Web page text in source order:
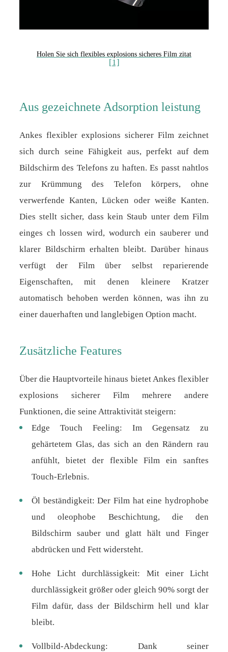
Holen Sie sich flexibles explosions sicheres Film zitat
[1]
Aus gezeichnete Adsorption leistung
Ankes flexibler explosions sicherer Film zeichnet
sich durch seine Fähigkeit aus, perfekt auf dem
Bildschirm des Telefons zu haften. Es passt nahtlos
zur Krümmung des Telefon körpers, ohne
verwerfende Kanten, Lücken oder weiße Kanten.
Dies stellt sicher, dass kein Staub unter dem Film
einges ch lossen wird, wodurch ein sauberer und
klarer Bildschirm erhalten bleibt. Darüber hinaus
verfügt der Film über selbst reparierende
Eigenschaften, mit denen kleinere Kratzer
automatisch behoben werden können, was ihn zu
einer dauerhaften und langlebigen Option macht.
Zusätzliche Features
Über die Hauptvorteile hinaus bietet Ankes flexibler
explosions sicherer Film mehrere andere
Funktionen, die seine Attraktivität steigern:
Edge Touch Feeling: Im Gegensatz zu
gehärtetem Glas, das sich an den Rändern rau
anfühlt, bietet der flexible Film ein sanftes
Touch-Erlebnis.
Öl beständigkeit: Der Film hat eine hydrophobe
und oleophobe Beschichtung, die den
Bildschirm sauber und glatt hält und Finger
abdrücken und Fett widersteht.
Hohe Licht durchlässigkeit: Mit einer Licht
durchlässigkeit größer oder gleich 90% sorgt der
Film dafür, dass der Bildschirm hell und klar
bleibt.
Vollbild-Abdeckung: Dank seiner